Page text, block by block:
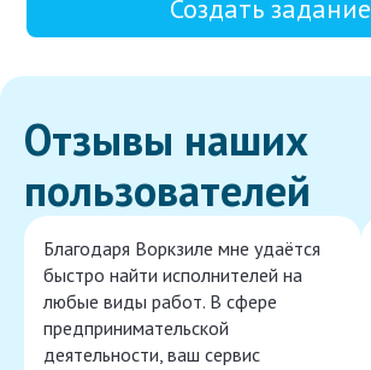
Создать задание
Отзывы наших
пользователей
Благодаря Воркзиле мне удаётся
быстро найти исполнителей на
любые виды работ. В сфере
предпринимательской
деятельности, ваш сервис